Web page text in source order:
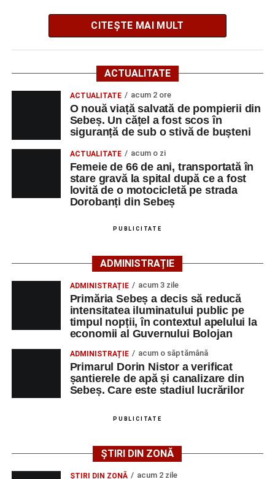
Potrivit informațiilor transmise de polițiști, în jurul orei
09:39, Poliția Municipiului Sebeș a fost sesizată, prin
SNUAU 112, cu privire la producerea unui eveniment
rutier soldat cu victime.
La fața locului s-au deplasat polițiștii rutieri, care au
stabilit că un bărbat de 53 de ani, din Sebeș, conducea o
motocicletă pe direcția Daia Română – Sebeș. Acesta ar
fi surprins și accidentat o femeie de 66 de ani, din Sebeș,
care traversa strada printr-un loc nepermis.
În urma impactului, femeia a suferit leziuni corporale
Motociclistul a fost testat cu aparatul etilotest, rezultatul
fiind negativ.
Polițiștii continuă cercetările pentru stabilirea tuturor
împrejurărilor în care s-a produs accidentul, în cadrul unui
dosar penal întocmit pentru săvârșirea infracțiunii de
vătămare corporală din culpă.
Ultimele știri din Sebeș
CITEȘTE MAI MULT
ACTUALITATE
ACTUALITATE acum 2 ore
O nouă viață salvată de pompierii din
Sebeș. Un cățel a fost scos în
siguranță de sub o stivă de bușteni
ACTUALITATE acum o zi
Femeie de 66 de ani, transportată în
stare gravă la spital după ce a fost
lovită de o motocicletă pe strada
Dorobanți din Sebeș
PUBLICITATE
ADMINISTRAȚIE
ADMINISTRAȚIE acum 3 zile
Primăria Sebeș a decis să reducă
intensitatea iluminatului public pe
timpul nopții, în contextul apelului la
economii al Guvernului Bolojan
ADMINISTRAȚIE acum o săptămână
Primarul Dorin Nistor a verificat
șantierele de apă și canalizare din
Sebeș. Care este stadiul lucrărilor
PUBLICITATE
ȘTIRI DIN ZONĂ
ȘTIRI DIN ZONĂ acum 2 zile